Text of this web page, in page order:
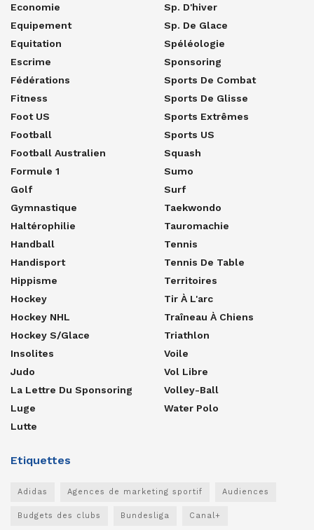
Economie
Equipement
Equitation
Escrime
Fédérations
Fitness
Foot US
Football
Football Australien
Formule 1
Golf
Gymnastique
Haltérophilie
Handball
Handisport
Hippisme
Hockey
Hockey NHL
Hockey S/glace
Insolites
Judo
La Lettre Du Sponsoring
Luge
Lutte
Sp. D'hiver
Sp. De Glace
Spéléologie
Sponsoring
Sports De Combat
Sports De Glisse
Sports Extrêmes
Sports US
Squash
Sumo
Surf
Taekwondo
Tauromachie
Tennis
Tennis De Table
Territoires
Tir À L'arc
Traîneau À Chiens
Triathlon
Voile
Vol Libre
Volley-Ball
Water Polo
Etiquettes
Adidas Agences de marketing sportif Audiences
Budgets des clubs Bundesliga Canal+